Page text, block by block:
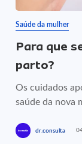
Saúde da mulher
Para que
parto?
Os cuidados
saúde da nova
dr.consulta